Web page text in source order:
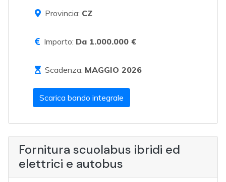
Provincia: CZ
Importo: Da 1.000.000 €
Scadenza: MAGGIO 2026
Scarica bando integrale
Fornitura scuolabus ibridi ed
elettrici e autobus